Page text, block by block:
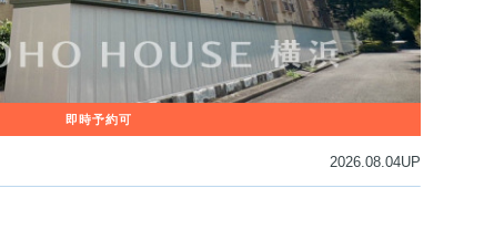
2026.08.04UP